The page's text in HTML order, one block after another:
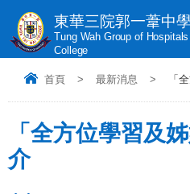
東華三院郭一葦中學
Tung Wah Group of
College
首頁 > 最新消息 > 「
「全方位學習及
介